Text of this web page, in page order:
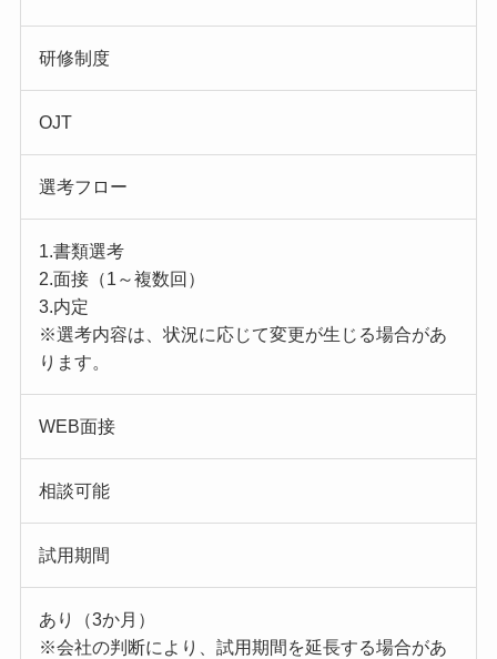
研修制度
OJT
選考フロー
1.書類選考
2.面接（1～複数回）
3.内定
※選考内容は、状況に応じて変更が生じる場合があ
ります。
WEB面接
相談可能
試用期間
あり（3か月）
※会社の判断により、試用期間を延長する場合があ